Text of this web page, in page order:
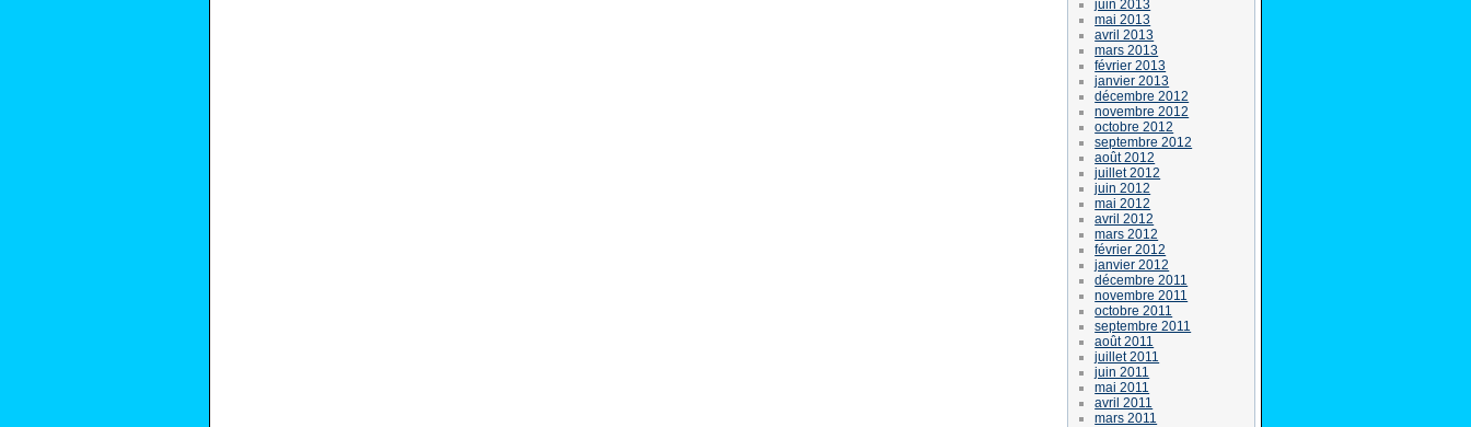
juin 2013
mai 2013
avril 2013
mars 2013
février 2013
janvier 2013
décembre 2012
novembre 2012
octobre 2012
septembre 2012
août 2012
juillet 2012
juin 2012
mai 2012
avril 2012
mars 2012
février 2012
janvier 2012
décembre 2011
novembre 2011
octobre 2011
septembre 2011
août 2011
juillet 2011
juin 2011
mai 2011
avril 2011
mars 2011